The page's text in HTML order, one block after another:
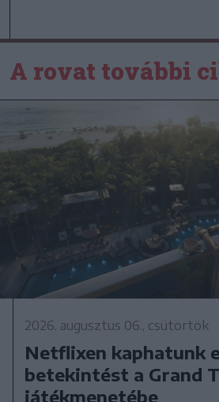
A rovat további
2026. augusztus 06., csütörtök
Netflixen kaphatunk
betekintést a Grand
játékmenetébe